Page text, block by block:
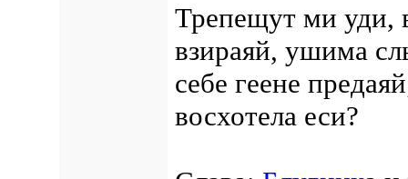
Трепещут ми уди,
взираяй, ушима
себе геене
восхотела еси?